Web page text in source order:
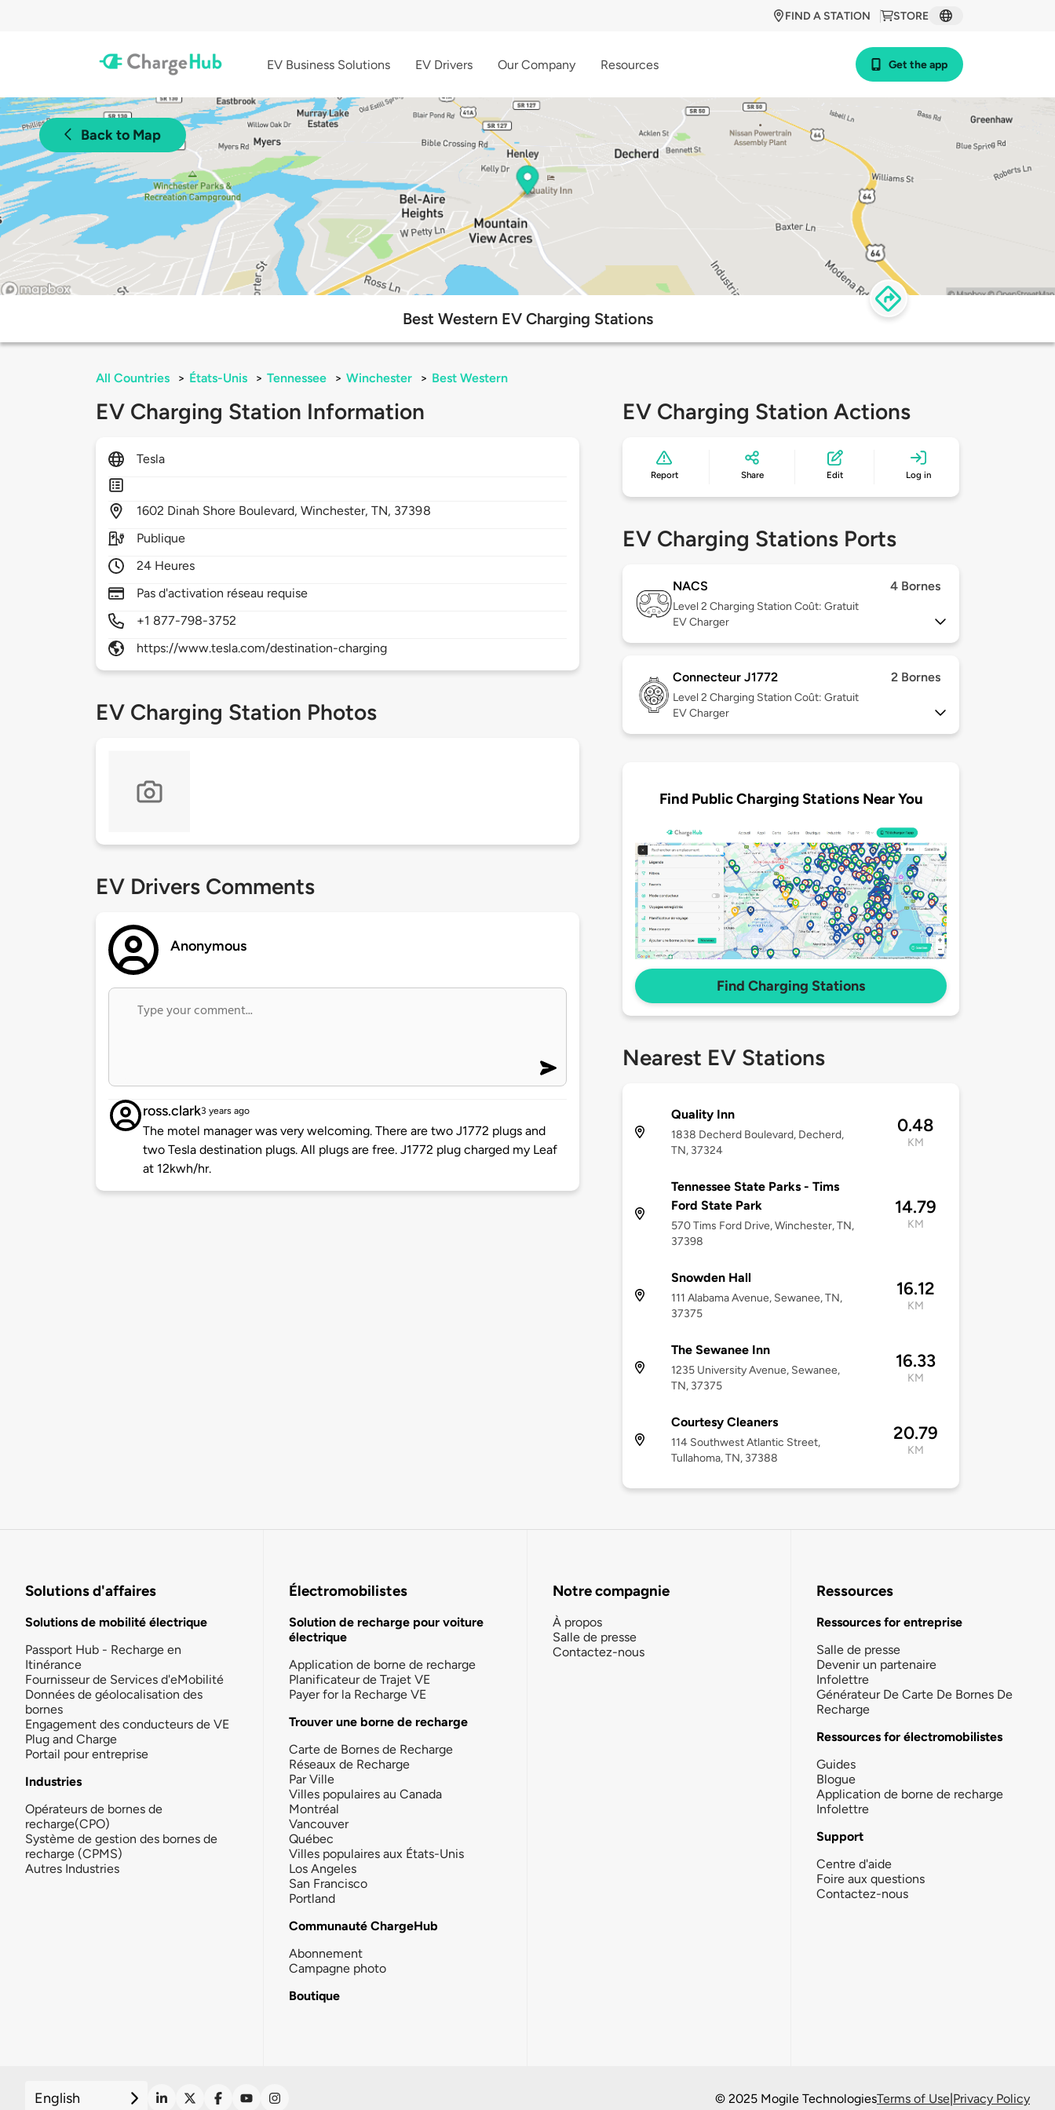
STORE
FIND A STATION
EV Business Solutions EV Drivers Our Company Resources Get the app
Back to Map
Best Western EV Charging Stations
All Countries > États-Unis > Tennessee > Winchester > Best Western
EV Charging Station Information
Tesla
1602 Dinah Shore Boulevard,Winchester,TN, 37398
Publique
24 Heures
Pas d'activation réseau requise
+1 877-798-3752
https://www.tesla.com/destination-charging
EV Charging Station Photos
EV Drivers Comments
Anonymous
ross.clark3 years ago
The motel manager was very welcoming. There are two J1772 plugs and
two Tesla destination plugs. All plugs are free. J1772 plug charged my Leaf
at 12kwh/hr.
EV Charging Station Actions
Report Share Edit Log in
EV Charging Stations Ports
NACS 4 Bornes
Level 2 Charging Station Coût: Gratuit
EV Charger
Connecteur J1772 2 Bornes
Level 2 Charging Station Coût: Gratuit
EV Charger
Find Public Charging Stations Near You
Find Charging Stations
Nearest EV Stations
Quality Inn
1838 Decherd Boulevard, Decherd,
TN, 37324
0.48
KM
Tennessee State Parks - Tims
Ford State Park
570 Tims Ford Drive, Winchester, TN,
37398
14.79
KM
Snowden Hall
111 Alabama Avenue, Sewanee, TN,
37375
16.12
KM
The Sewanee Inn
1235 University Avenue, Sewanee,
TN, 37375
16.33
KM
Courtesy Cleaners
114 Southwest Atlantic Street,
Tullahoma, TN, 37388
20.79
KM
Solutions d'affaires
Solutions de mobilité électrique
Passport Hub - Recharge en
Itinérance
Fournisseur de Services d'eMobilité
Données de géolocalisation des
bornes
Engagement des conducteurs de VE
Plug and Charge
Portail pour entreprise
Industries
Opérateurs de bornes de
recharge(CPO)
Système de gestion des bornes de
recharge (CPMS)
Autres Industries
Électromobilistes
Solution de recharge pour voiture
électrique
Application de borne de recharge
Planificateur de Trajet VE
Payer for la Recharge VE
Trouver une borne de recharge
Carte de Bornes de Recharge
Réseaux de Recharge
Par Ville
Villes populaires au Canada
Montréal
Vancouver
Québec
Villes populaires aux États-Unis
Los Angeles
San Francisco
Portland
Communauté ChargeHub
Abonnement
Campagne photo
Boutique
Notre compagnie
À propos
Salle de presse
Contactez-nous
Ressources
Ressources for entreprise
Salle de presse
Devenir un partenaire
Infolettre
Générateur De Carte De Bornes De
Recharge
Ressources for électromobilistes
Guides
Blogue
Application de borne de recharge
Infolettre
Support
Centre d'aide
Foire aux questions
Contactez-nous
English © 2025 Mogile TechnologiesTerms of Use|Privacy Policy